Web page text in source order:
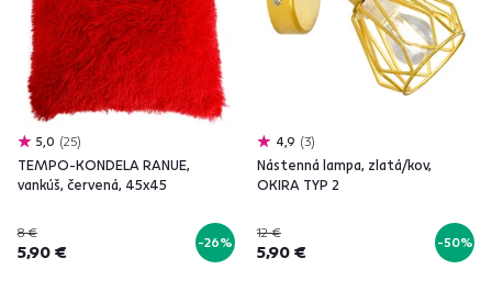
5,0 25
TEMPO-KONDELA RANUE,
vankúš, červená, 45x45
8 €
5,90 € -26%
4,9 3
Nástenná lampa, zlatá/kov,
OKIRA TYP 2
12 €
5,90 € -50%